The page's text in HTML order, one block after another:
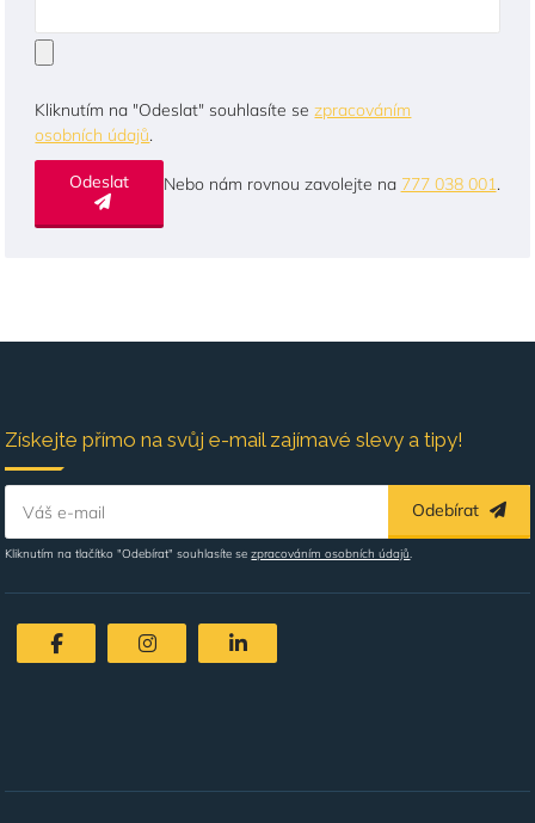
Kliknutím na "Odeslat" souhlasíte sezpracováním
osobních údajů.
Nebo nám rovnou zavolejte na 777 038 001.
Získejte přímo na svůj e-mail zajímavé slevy a tipy!
Váš e-mail Odebírat
Kliknutím na tlačítko "Odebírat" souhlasíte sezpracováním osobních údajů.